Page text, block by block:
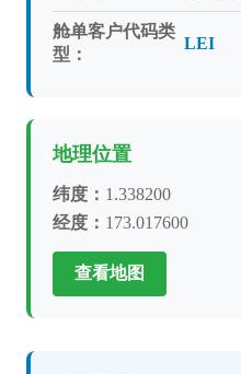
舱单客户代码类
型：
LEI
地理位置
纬度： 1.338200
经度： 173.017600
查看地图